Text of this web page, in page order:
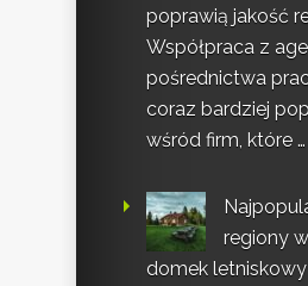
poprawią jakość
Współpraca z
pośrednictwa
coraz bardziej
wśród firm, które …
regiony
domek